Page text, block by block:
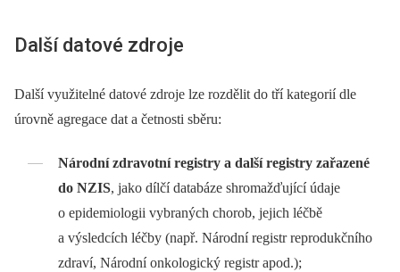
Další datové zdroje
Další využitelné datové zdroje lze rozdělit do tří kategorií dle
úrovně agregace dat a četnosti sběru:
Národní zdravotní registry a další registry zařazené
do NZIS, jako dílčí databáze shromažďující údaje
o epidemiologii vybraných chorob, jejich léčbě
a výsledcích léčby (např. Národní registr reprodukčního
zdraví, Národní onkologický registr apod.);